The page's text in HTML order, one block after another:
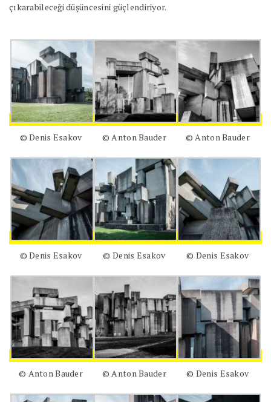
çıkarabileceği düşüncesini güçlendiriyor.
© Denis Esakov © Anton Bauder © Anton Bauder
© Denis Esakov © Denis Esakov © Denis Esakov
© Anton Bauder © Anton Bauder © Denis Esakov